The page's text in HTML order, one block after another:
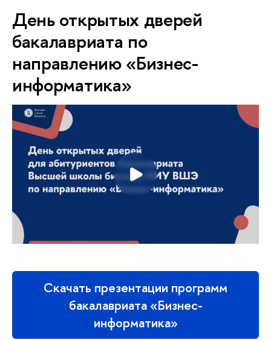
День открытых дверей
бакалавриата по
направлению «Бизнес-
информатика»
Скачать презентации программ
бакалавриата «Бизнес-
информатика»